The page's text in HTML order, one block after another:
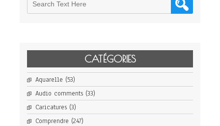
CATÉGORIES
Aquarelle (53)
Audio comments (33)
Caricatures (3)
Comprendre (247)